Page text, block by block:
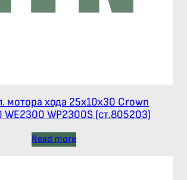
мотора хода 25х10х30 Crown
WE2300 WP2300S (ст.805203)
Read more